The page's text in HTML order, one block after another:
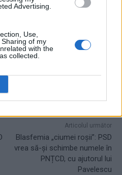
Advertising.
Use,
of my
with the
collected.
Klaus Iohannis
Articolul următor
Blasfemia „ciumei roșii”: PSD
vrea să-și schimbe numele în
PNȚCD, cu ajutorul lui
Pavelescu